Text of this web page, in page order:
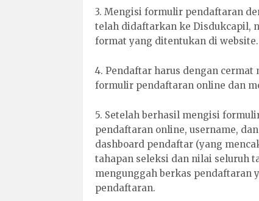
3. Mengisi formulir pendaftaran
telah didaftarkan ke Disdukcapil,
format yang ditentukan di website.
4. Pendaftar harus dengan
formulir pendaftaran online dan
5. Setelah berhasil mengisi
pendaftaran online, username,
dashboard pendaftar (yang
tahapan seleksi dan nilai seluruh
mengunggah berkas pendaftaran
pendaftaran.